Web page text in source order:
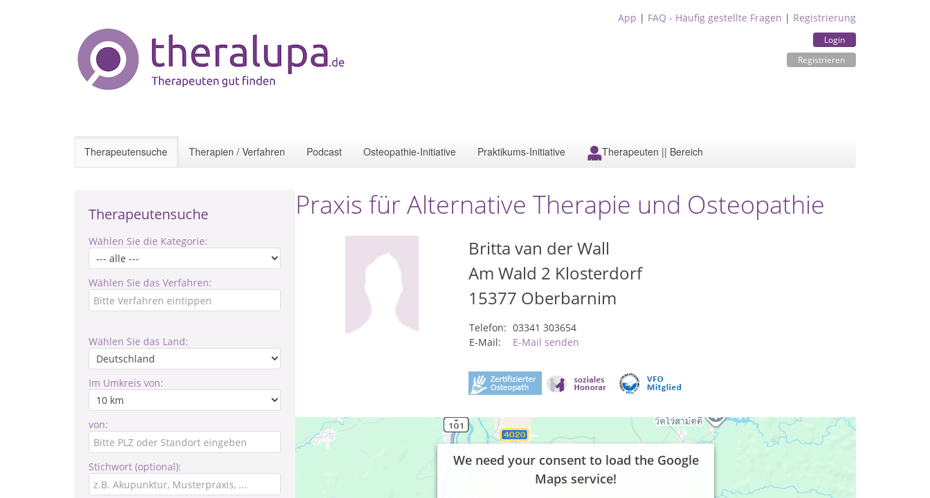
App | FAQ - Häufig gestellte Fragen | Registrierung
Login
Registrieren
Therapeutensuche Therapien / Verfahren Podcast Osteopathie-Initiative Praktikums-Initiative Therapeuten || Bereich
Therapeutensuche
Wählen Sie die Kategorie:
Wählen Sie das Verfahren:
Wählen Sie das Land:
Im Umkreis von:
von:
Stichwort (optional):
Praxis für Alternative Therapie und Osteopathie
Britta van der Wall
Am Wald 2 Klosterdorf
15377 Oberbarnim
Telefon: 03341 303654
E-Mail:
E-Mail senden
We need your consent to load the Google
Maps service!